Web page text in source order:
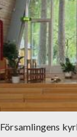
Församlingens